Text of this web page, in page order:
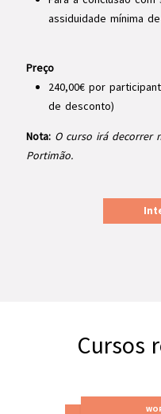
assiduidade mínima
Preço
240,00€ por
de desconto)
Nota: O curso irá decorrer
Portimão.
Cursos